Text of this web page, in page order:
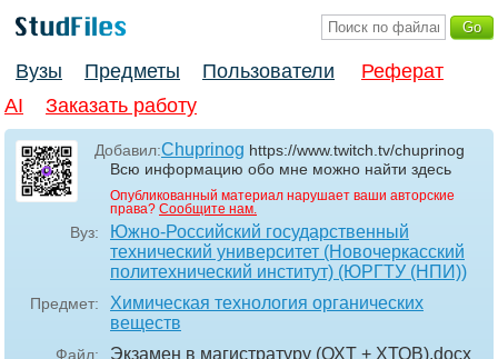
Вузы Предметы Пользователи
Реферат
AI
Заказать работу
Добавил:Chuprinog https://www.twitch.tv/chuprinog
Всю информацию обо мне можно найти здесь
Опубликованный материал нарушает ваши авторские
права? Сообщите нам.
Вуз:
Южно-Российский государственный
технический университет (Новочеркасский
политехнический институт) (ЮРГТУ (НПИ))
Предмет:
Химическая технология органических
веществ
Файл: Экзамен в магистратуру (ОХТ + ХТОВ).docx